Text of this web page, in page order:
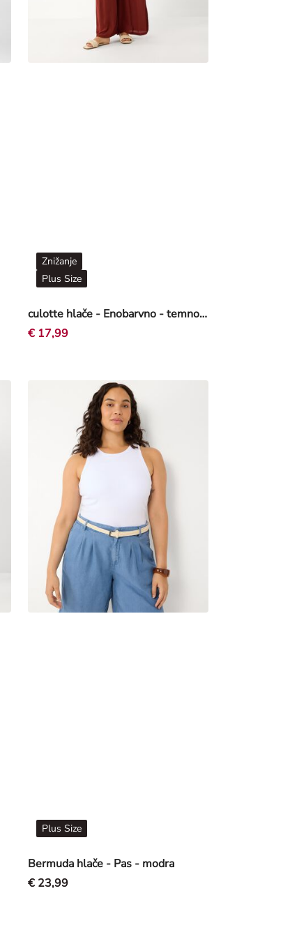
culotte hlače - Enobarvno - temno rjava
Znižanje
Plus Size
€ 17,99
Bermuda hlače - Pas - modra
Plus Size
€ 23,99